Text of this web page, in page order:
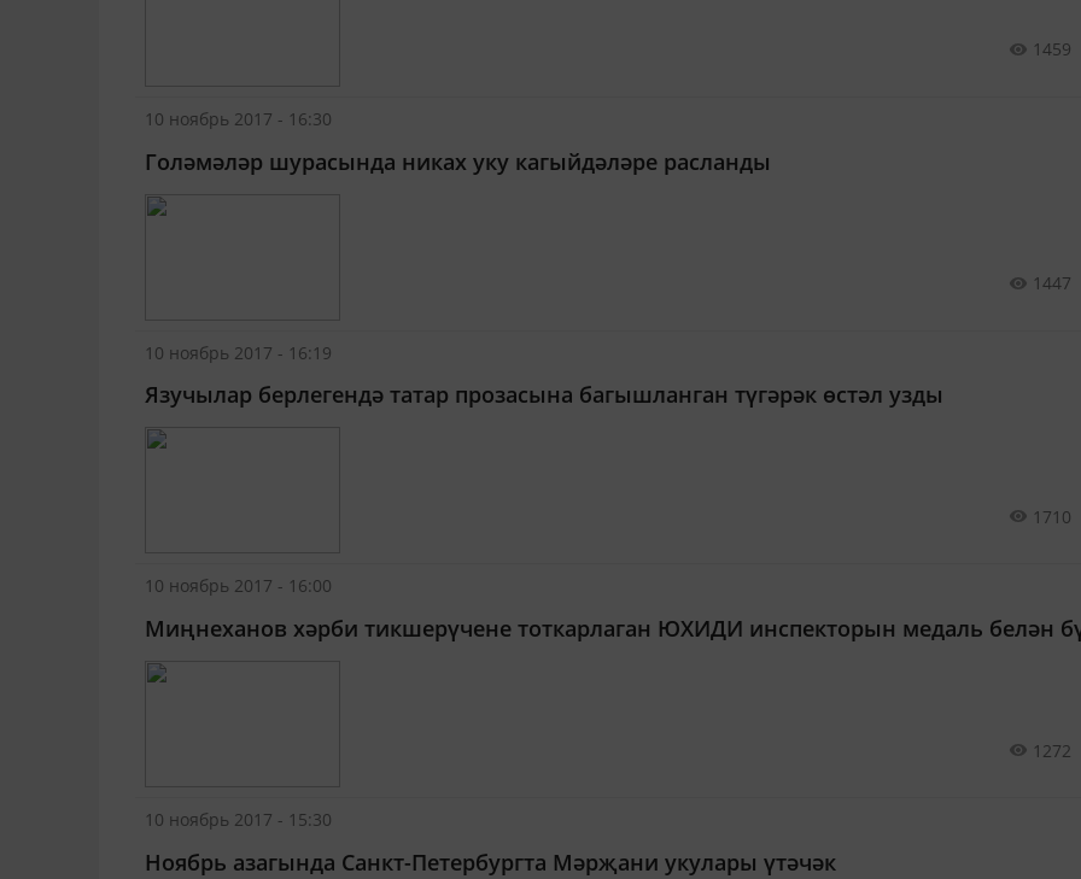
1459
10 ноябрь 2017 - 16:30
Голәмәләр шурасында никах уку кагыйдәләре расланды
1447
10 ноябрь 2017 - 16:19
Язучылар берлегендә татар прозасына багышланган түгәрәк өстәл узды
1710
10 ноябрь 2017 - 16:00
Миңнеханов хәрби тикшерүчене тоткарлаган ЮХИДИ инспекторын медаль белән
1272
10 ноябрь 2017 - 15:30
Ноябрь азагында Санкт-Петербургта Мәрҗани укулары үтәчәк